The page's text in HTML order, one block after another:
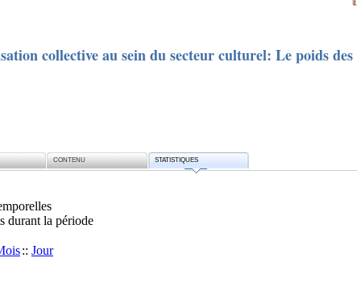
collective au sein du secteur culturel: Le poids des
CONTENU STATISTIQUES